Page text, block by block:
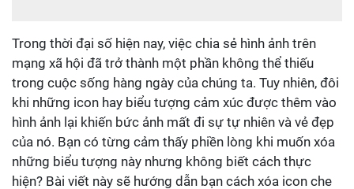
Trong thời đại số hiện nay, việc chia sẻ hình ảnh trên
mạng xã hội đã trở thành một phần không thể thiếu
trong cuộc sống hàng ngày của chúng ta. Tuy nhiên, đôi
khi những icon hay biểu tượng cảm xúc được thêm vào
hình ảnh lại khiến bức ảnh mất đi sự tự nhiên và vẻ đẹp
của nó. Bạn có từng cảm thấy phiền lòng khi muốn xóa
những biểu tượng này nhưng không biết cách thực
hiện? Bài viết này sẽ hướng dẫn bạn cách xóa icon che